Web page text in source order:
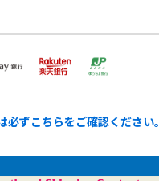
ずこちらをご確認ください。